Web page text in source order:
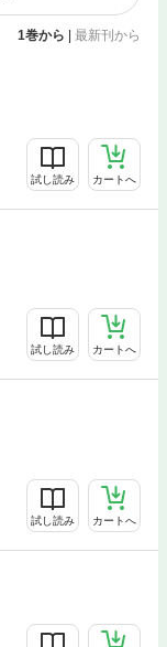
1巻から 最新刊から
試し読み カートへ
試し読み カートへ
試し読み カートへ